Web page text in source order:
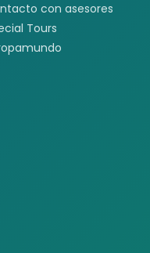
con asesores
Tours